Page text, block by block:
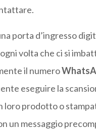
porta d’ingresso
volta che ci si
il numero
eseguire la
prodotto o
un messaggio